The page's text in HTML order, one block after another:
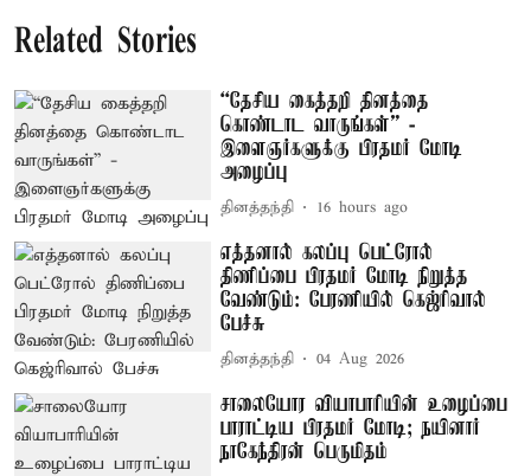
Related Stories
“தேசிய கைத்தறி தினத்தை
கொண்டாட வாருங்கள்” -
இளைஞர்களுக்கு பிரதமர் மோடி
அழைப்பு
தினத்தந்தி 16 hours ago
எத்தனால் கலப்பு பெட்ரோல்
திணிப்பை பிரதமர் மோடி நிறுத்த
வேண்டும்: பேரணியில் கெஜ்ரிவால்
பேச்சு
தினத்தந்தி 04 Aug 2026
சாலையோர வியாபாரியின் உழைப்பை
பாராட்டிய பிரதமர் மோடி; நயினார்
நாகேந்திரன் பெருமிதம்